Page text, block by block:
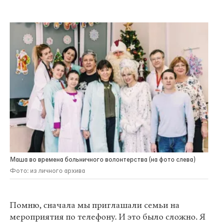
Маша во времена больничного волонтерства (на фото слева)
Фото: из личного архива
Помню, сначала мы приглашали семьи на
мероприятия по телефону. И это было сложно. Я